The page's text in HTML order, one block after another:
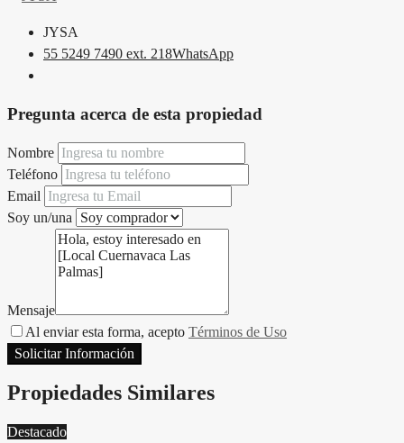
JYSA
55 5249 7490 ext. 218WhatsApp
Pregunta acerca de esta propiedad
Nombre
Teléfono
Email
Soy un/una
Mensaje
Al enviar esta forma, acepto Términos de Uso
Solicitar Información
Propiedades Similares
Destacado